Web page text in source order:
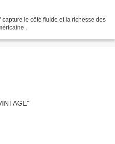
le côté fluide et la richesse des
.